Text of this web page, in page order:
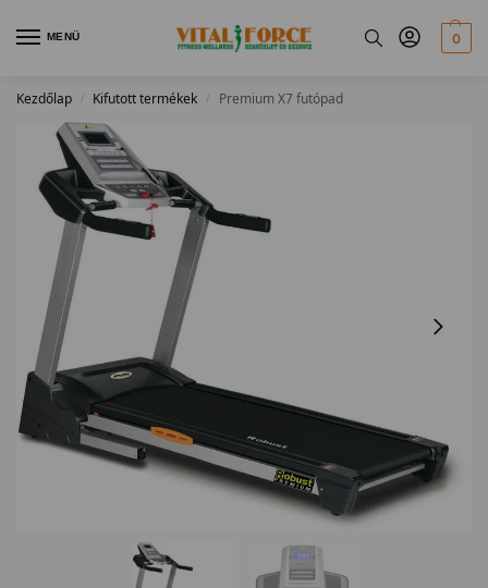
MENÜ 0
Kezdőlap / Kifutott termékek / Premium X7 futópad